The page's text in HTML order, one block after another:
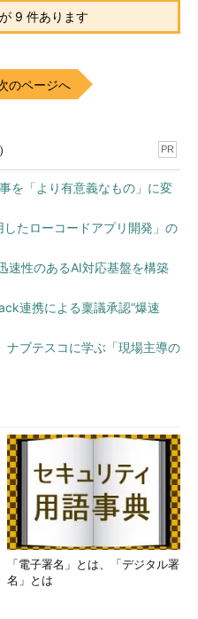
の部分の画面例を図2に
ムで可視化し、消化する。
合わせや状況確認を受け、必
する。図1の左下にある4つの
、Jira、Slack）でタスク
は開発5人、試験2人で、本社
ハワイなどに分散している。開
までにタスクを消化すると
マネジメントがなされてい
ンツールを駆使してグローバ
行う「マイクロ・グローバ
取締役の岡崎昌人氏とシニア
9 件あります
のページへ
PR
を「より有意義なもの」に変
たローコードアプリ開発」の
速性のあるAI対応基盤を構築
連携による稟議承認“爆速
ブテスコに学ぶ「現場主導の
「電子署名」とは、「デジタル署
名」とは